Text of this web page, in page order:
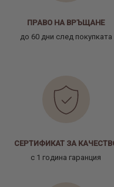
ПРАВО НА ВРЪЩАНЕ
до 60 дни след покупката
СЕРТИФИКАТ ЗА
с 1 година гаранция